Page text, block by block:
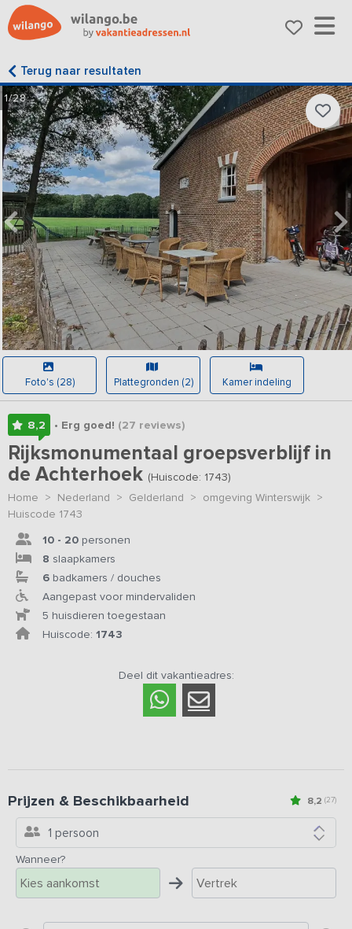
Terug naar resultaten
1/28
Foto's (28) Plattegronden (2) Kamer indeling
8,2 • Erg goed! (27 reviews)
Rijksmonumentaal groepsverblijf in
de Achterhoek (Huiscode: 1743)
Home > Nederland > Gelderland > omgeving Winterswijk >
Huiscode 1743
10 - 20 personen
8 slaapkamers
6 badkamers / douches
Aangepast voor mindervaliden
5 huisdieren toegestaan
Huiscode: 1743
Deel dit vakantieadres:
8,2 (27)
Prijzen & Beschikbaarheid
1 persoon
Wanneer?